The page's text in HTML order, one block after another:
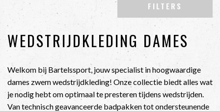
(Wedstrijdkleding)
(Kleding)
(Zwembrillen)
(Tassen)
(Accessoires)
UW WINKELWAGEN IS LEEG.
VUL HEM MET PRODUCTEN.
FILTERS
WEDSTRIJDKLEDING DAMES
Welkom bij Bartelssport, jouw specialist in hoogwaardige
dames zwem wedstrijdkleding! Onze collectie biedt alles wat
je nodig hebt om optimaal te presteren tijdens wedstrijden.
Van technisch geavanceerde badpakken tot ondersteunende